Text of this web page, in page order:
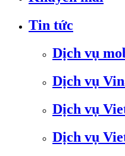
Tin tức
Dịch vụ
Dịch vụ
Dịch vụ
Dịch vụ